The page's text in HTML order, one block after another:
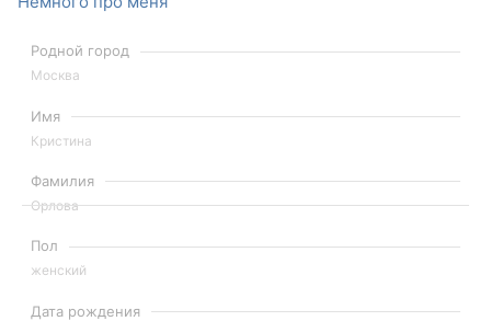
Родной город
Москва
Имя
Кристина
Фамилия
Орлова
Пол
женский
Дата рождения